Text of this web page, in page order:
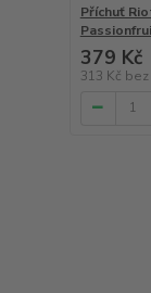
Příchuť
379 Kč
313 Kč bez